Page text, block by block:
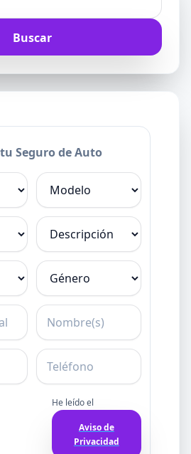
Seguro de Auto
Modelo
Descripción
Género
Nombre
Teléfono
He leído el
Aviso de
Privacidad